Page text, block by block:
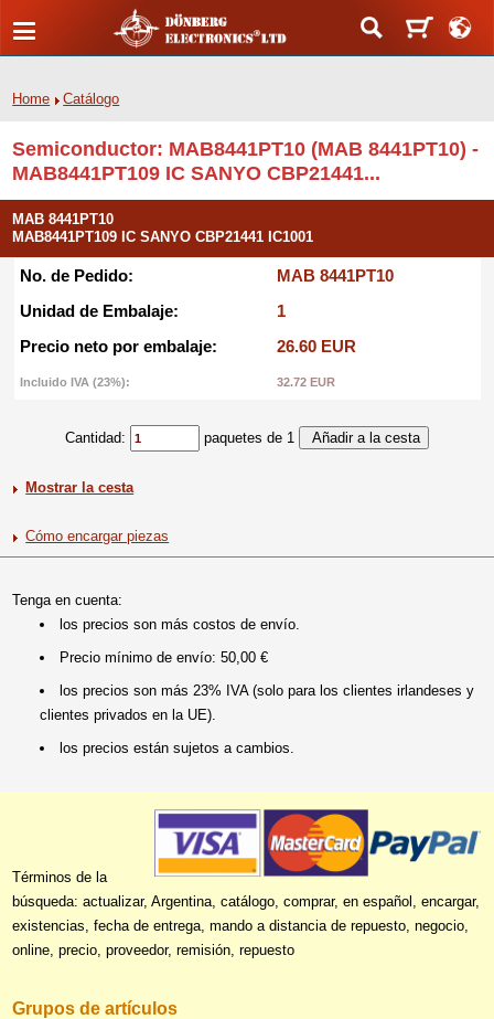
Home Catálogo
Semiconductor: MAB8441PT10 (MAB 8441PT10) -
MAB8441PT109 IC SANYO CBP21441...
MAB 8441PT10
MAB8441PT109 IC SANYO CBP21441 IC1001
No. de Pedido:
MAB 8441PT10
Unidad de Embalaje:
1
Precio neto por embalaje:
26.60 EUR
Incluido IVA (23%): 32.72 EUR
Cantidad: paquetes de 1
Mostrar la cesta
Cómo encargar piezas
Tenga en cuenta:
los precios son más costos de envío.
Precio mínimo de envío: 50,00 €
los precios son más 23% IVA (solo para los clientes irlandeses y
clientes privados en la UE).
los precios están sujetos a cambios.
Términos de la
búsqueda: actualizar, Argentina, catálogo, comprar, en español, encargar,
existencias, fecha de entrega, mando a distancia de repuesto, negocio,
online, precio, proveedor, remisión, repuesto
Grupos de artículos